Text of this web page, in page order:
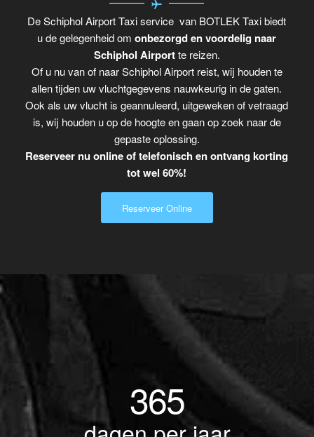
De Schiphol Airport Taxi service van BOTLEK Taxi biedt
u de gelegenheid omonbezorgd en voordelig naar
Schiphol Airportte reizen.
Of u nu van of naar Schiphol Airport reist, wij houden te
allen tijden uw vluchtgegevens nauwkeurig in de gaten.
Ook als uw vlucht is geannuleerd, uitgeweken of vetraagd
is, wij houden u op de hoogte en gaan op zoek naar de
gepaste oplossing.
Reserveer nu online of telefonisch en ontvang korting
tot wel 60%!
Reserveer Online
365